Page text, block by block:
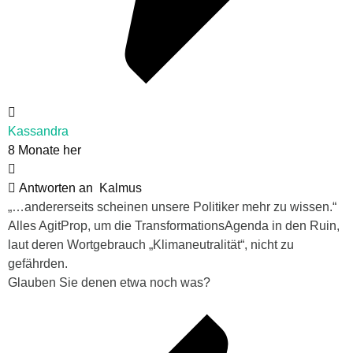
Kassandra
8 Monate her
Antworten an
Kalmus
„…andererseits scheinen unsere Politiker mehr zu wissen.“
Alles AgitProp, um die TransformationsAgenda in den Ruin,
laut deren Wortgebrauch „Klimaneutralität“, nicht zu
gefährden.
Glauben Sie denen etwa noch was?